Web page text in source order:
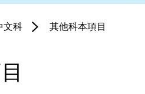
文科 其他科本項目